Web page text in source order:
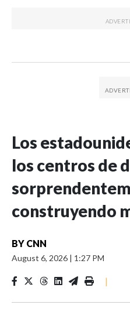
Los
los centros de
construyendo
BY CNN
August 6, 2026 | 1:27 PM
|